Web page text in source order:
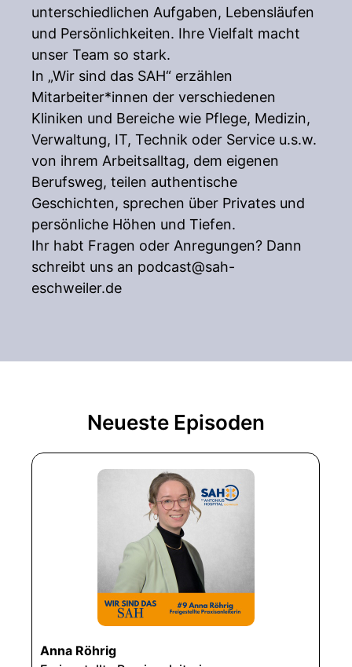
unterschiedlichen Aufgaben, Lebensläufen
und Persönlichkeiten. Ihre Vielfalt macht
unser Team so stark.
In „Wir sind das SAH“ erzählen
Mitarbeiter*innen der verschiedenen
Kliniken und Bereiche wie Pflege, Medizin,
Verwaltung, IT, Technik oder Service u.s.w.
von ihrem Arbeitsalltag, dem eigenen
Berufsweg, teilen authentische
Geschichten, sprechen über Privates und
persönliche Höhen und Tiefen.
Ihr habt Fragen oder Anregungen? Dann
schreibt uns an podcast@sah-
eschweiler.de
Neueste Episoden